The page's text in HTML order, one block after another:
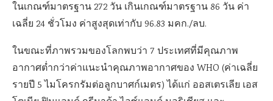
ในเกณฑ์มาตรฐาน 272 วัน เกินเกณฑ์มาตรฐาน 86 วัน ค่า
เฉลี่ย 24 ชั่วโมง ค่าสูงสุดเท่ากับ 96.83 มคก./ลบ.
ในขณะที่ภาพรวมของโลกพบว่า 7 ประเทศที่มีคุณภาพ
อากาศต่ำกว่าค่าแนะนำคุณภาพอากาศของ WHO (ค่าเฉลี่ย
รายปี 5 ไมโครกรัมต่อลูกบาศก์เมตร) ได้แก่ ออสเตรเลีย เอส